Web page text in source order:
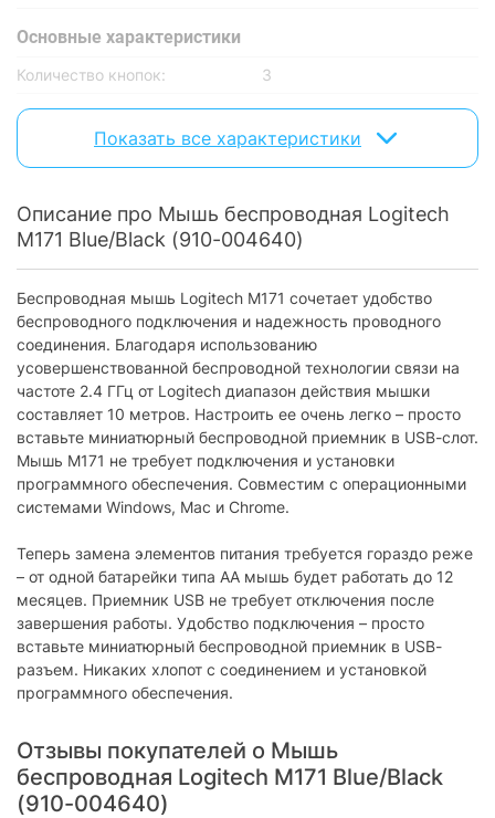
Основные характеристики
Количество кнопок:
3
Колесо прокрутки:
есть
Беспроводная связь
Питание
Тип и количество батареек /
аккумулятора:
1 х АА
Особенности
Наличие подсветки: без подсветки
Дополнительно
Радиус действия :
10 м
Ориентация:
симметричная (для левой и
правой руки)
USB-приемник: идет в комплекте
Физические характеристики
Вес:
70.5 г
Цвет:
Синий-черный
Показать все характеристики
Описание про Мышь беспроводная Logitech
M171 Blue/Black (910-004640)
Беспроводная мышь Logitech M171 сочетает удобство
беспроводного подключения и надежность проводного
соединения. Благодаря использованию
усовершенствованной беспроводной технологии связи на
частоте 2.4 ГГц от Logitech диапазон действия мышки
составляет 10 метров. Настроить ее очень легко – просто
вставьте миниатюрный беспроводной приемник в USB-слот.
Мышь M171 не требует подключения и установки
программного обеспечения. Совместим с операционными
системами Windows, Mac и Chrome.
Теперь замена элементов питания требуется гораздо реже
– от одной батарейки типа AA мышь будет работать до 12
месяцев. Приемник USB не требует отключения после
завершения работы. Удобство подключения – просто
вставьте миниатюрный беспроводной приемник в USB-
разъем. Никаких хлопот с соединением и установкой
программного обеспечения.
Отзывы покупателей о Мышь
беспроводная Logitech M171 Blue/Black
(910-004640)